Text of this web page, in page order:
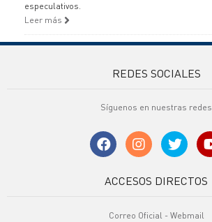
especulativos.
Leer más
REDES SOCIALES
Síguenos en nuestras redes
ACCESOS DIRECTOS
Correo Oficial - Webmail